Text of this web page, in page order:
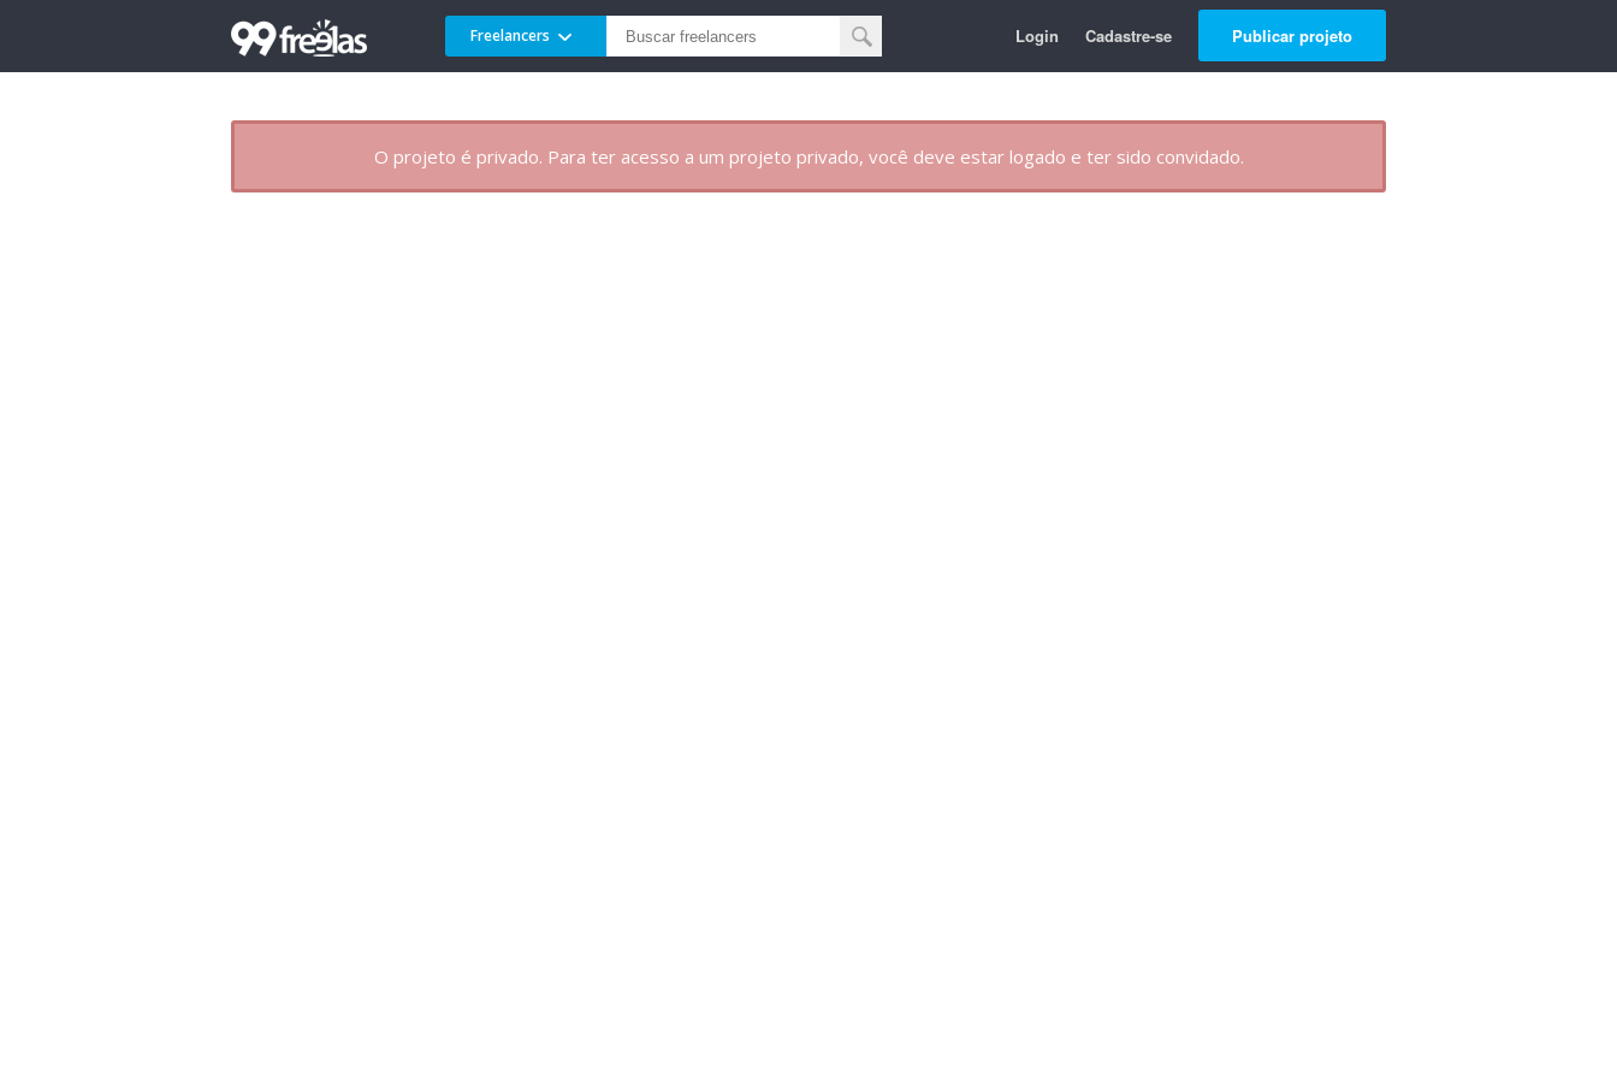
Freelancers Login Cadastre-se Publicar projeto
O projeto é privado. Para ter acesso a um projeto privado, você deve estar logado e ter sido convidado.